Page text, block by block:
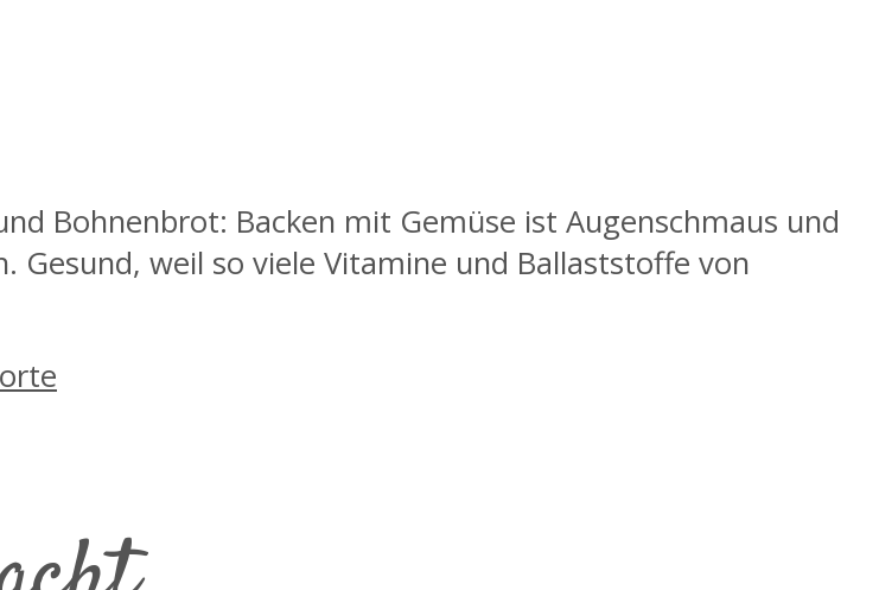
Bohnenbrot: Backen mit Gemüse ist Augenschmaus und
weil so viele Vitamine und Ballaststoffe von